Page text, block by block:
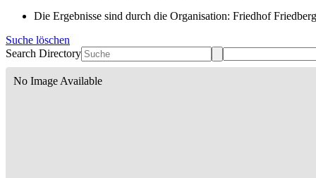
Die Ergebnisse sind durch die Organisation: Friedhof
Suche löschen
Search Directory
No Image Available